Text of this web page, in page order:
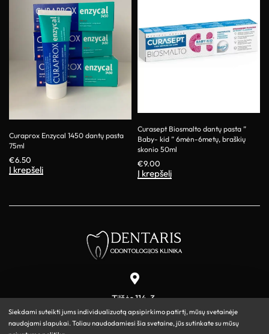
Curaprox Enzycal 1450 dantų pasta
75ml
€6.50
Į krepšelį
Curasept Biosmalto dantų pasta ”
Baby- kid ” 6mėn-6metų, braškių
skonio 50ml
€9.00
Į krepšelį
Tilžės 114-3,
Šiauliai
Siekdami suteikti jums individualizuotą apsipirkimo patirtį, mūsų svetainėje
naudojami slapukai. Toliau naudodamiesi šia svetaine, jūs sutinkate su mūsų